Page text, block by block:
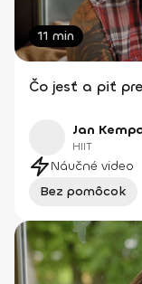
11 min
Čo jesť a piť
Jan
HIIT
Náučné video
Bez pomôcok